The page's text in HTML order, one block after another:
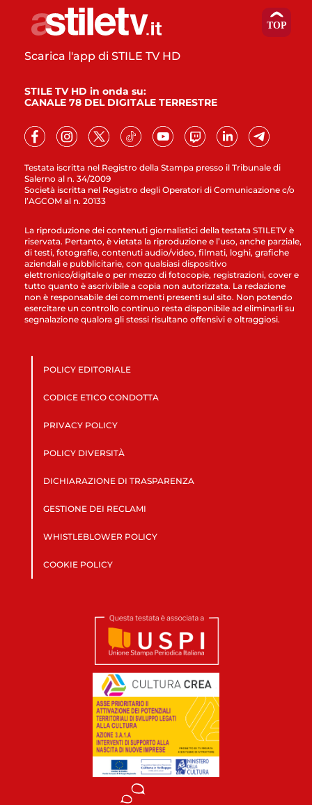
Testata iscritta nel Registro della Stampa presso il Tribunale di
Salerno al n. 34/2009
Società iscritta nel Registro degli Operatori di Comunicazione c/o
l’AGCOM al n. 20133
Scarica l'app di STILE TV HD
STILE TV HD in onda su:
CANALE 78 DEL DIGITALE TERRESTRE
La riproduzione dei contenuti giornalistici della testata STILETV è
riservata. Pertanto, è vietata la riproduzione e l’uso, anche parziale,
di testi, fotografie, contenuti audio/video, filmati, loghi, grafiche
aziendali e pubblicitarie, con qualsiasi dispositivo
elettronico/digitale o per mezzo di fotocopie, registrazioni, cover e
tutto quanto è ascrivibile a copia non autorizzata. La redazione
non è responsabile dei commenti presenti sul sito. Non potendo
esercitare un controllo continuo resta disponibile ad eliminarli su
segnalazione qualora gli stessi risultano offensivi e oltraggiosi.
POLICY EDITORIALE
CODICE ETICO CONDOTTA
PRIVACY POLICY
POLICY DIVERSITÀ
DICHIARAZIONE DI TRASPARENZA
GESTIONE DEI RECLAMI
WHISTLEBLOWER POLICY
COOKIE POLICY